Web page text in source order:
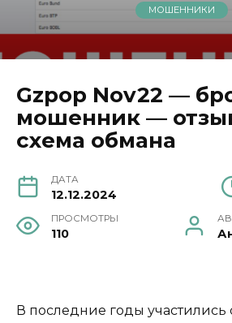
МОШЕННИКИ
Gzpop Nov22 —
мошенник —
схема обмана
ДАТА
12.12.2024
ПРОСМОТРЫ
110
В последние годы участились